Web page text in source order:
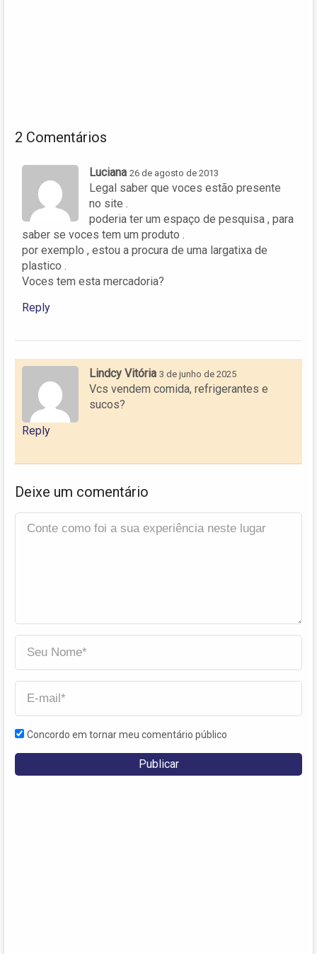
2 Comentários
Luciana 26 de agosto de 2013
Legal saber que voces estão presente
no site .
poderia ter um espaço de pesquisa , para
saber se voces tem um produto .
por exemplo , estou a procura de uma largatixa de
plastico .
Voces tem esta mercadoria?
Reply
Lindcy Vitória 3 de junho de 2025
Vcs vendem comida, refrigerantes e
sucos?
Reply
Deixe um comentário
Concordo em tornar meu comentário público